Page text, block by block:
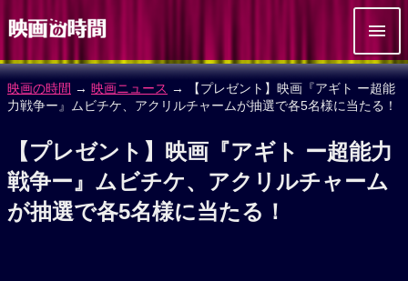
映画の時間 → 映画ニュース → 【プレゼント】映画『アギト ー超能
力戦争ー』ムビチケ、アクリルチャームが抽選で各5名様に当たる！
【プレゼント】映画『アギト ー超能力
戦争ー』ムビチケ、アクリルチャーム
が抽選で各5名様に当たる！